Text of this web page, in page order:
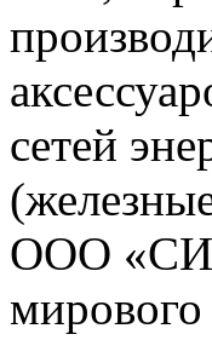
сетей
ООО
мирового